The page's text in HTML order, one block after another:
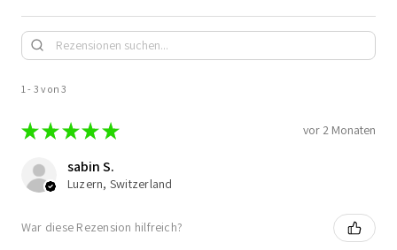
1 - 3 von 3
★★ ★★★ vor 2 Monaten
sabin S.
Luzern, Switzerland
War diese Rezension hilfreich?